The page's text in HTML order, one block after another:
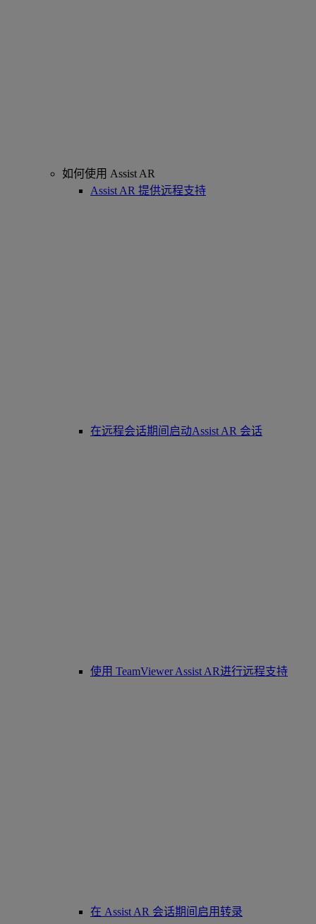
如何使用 Assist AR
Assist AR 提供远程支持
在远程会话期间启动Assist AR 会话
使用 TeamViewer Assist AR进行远程支持
在 Assist AR 会话期间启用转录